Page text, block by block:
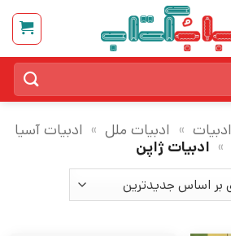
ادبیات » ادبیات ملل » ادبیات آسیا
» ادبیات ژاپن